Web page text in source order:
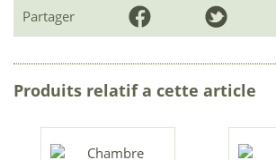
Partager
Produits relatif a cette article